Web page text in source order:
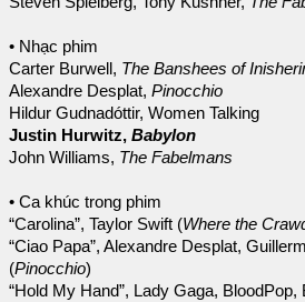
• Nhạc phim
Carter Burwell, The Banshees of
Alexandre Desplat, Pinocchio
Hildur Gudnadóttir, Women Talking
Justin Hurwitz, Babylon
John Williams, The Fabelmans
• Ca khúc trong phim
“Carolina”, Taylor Swift (Where the
“Ciao Papa”, Alexandre Desplat,
(Pinocchio)
“Hold My Hand”, Lady Gaga, BloodPop,